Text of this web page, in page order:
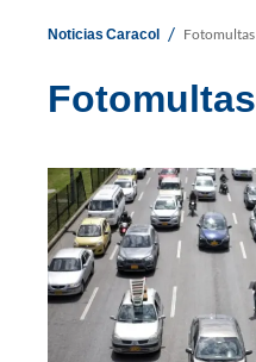
Noticias Caracol / Fotomultas
Fotomultas